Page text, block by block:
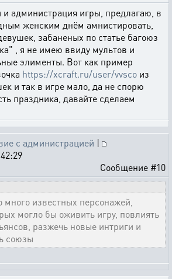
администрация игры, предлагаю, в
женским днём амнистировать,
забаненых по статье багоюз
, я не имею ввиду мультов и
элименты. Вот как пример
https://xcraft.ru/user/vvsco из
и так в игре мало, да не спорю
праздника, давайте сделаем
с администрацией |
Сообщение #10
известных персонажей,
могло бы оживить игру, повлиять
разжечь новые интриги и
союзы